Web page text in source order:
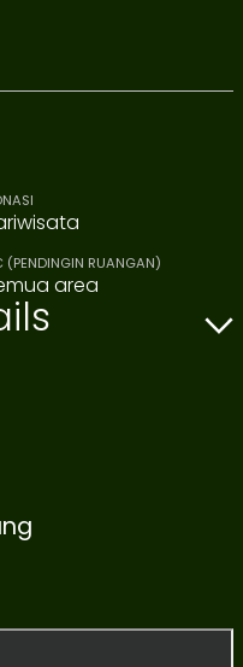
(PENDINGIN RUANGAN)
area